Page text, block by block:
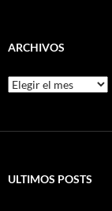
ARCHIVOS
Archivos
ULTIMOS POSTS